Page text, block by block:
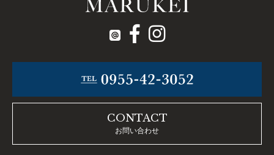
CONTACT
お問い合わせ